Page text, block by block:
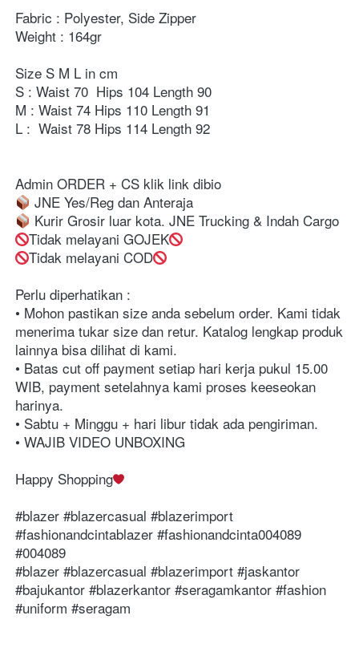
Fabric : Polyester, Side Zipper
Weight : 164gr
Size S M L in cm
S : Waist 70  Hips 104 Length 90
M : Waist 74 Hips 110 Length 91
L :  Waist 78 Hips 114 Length 92
Admin ORDER + CS klik link dibio⁣⁣⁣⁣⁣⁣⁣⁣⁣⁣⁣⁣⁣⁣⁣⁣⁣⁣⁣
JNE Yes/Reg dan Anteraja
Kurir Grosir luar kota. JNE Trucking & Indah Cargo⁣⁣⁣⁣⁣⁣⁣⁣⁣⁣⁣⁣⁣⁣⁣⁣⁣⁣⁣
Tidak melayani GOJEK⁣⁣⁣⁣⁣⁣⁣⁣⁣
Tidak melayani COD⁣⁣⁣⁣⁣⁣⁣
Perlu diperhatikan :⁣⁣⁣⁣⁣⁣⁣⁣⁣⁣⁣⁣⁣⁣⁣⁣⁣⁣⁣⁣⁣⁣⁣⁣
• Mohon pastikan size anda sebelum order. Kami tidak
menerima tukar size dan retur. Katalog lengkap produk
lainnya bisa dilihat di kami.⁣⁣⁣⁣⁣⁣⁣⁣⁣⁣⁣⁣⁣⁣⁣⁣⁣⁣⁣⁣⁣⁣⁣⁣
• Batas cut off payment setiap hari kerja pukul 15.00
WIB, payment setelahnya kami proses keeseokan
harinya. ⁣⁣⁣⁣⁣⁣⁣⁣⁣⁣⁣⁣⁣⁣⁣⁣⁣⁣⁣⁣⁣⁣⁣
• Sabtu + Minggu + hari libur tidak ada pengiriman. ⁣⁣⁣⁣⁣⁣⁣⁣⁣⁣⁣⁣⁣⁣⁣⁣⁣⁣⁣⁣⁣⁣⁣
• WAJIB VIDEO UNBOXING⁣⁣⁣⁣⁣⁣⁣⁣⁣⁣⁣⁣⁣⁣⁣⁣⁣⁣
Happy Shopping⁣⁣⁣⁣⁣⁣⁣
⁣⁣⁣⁣⁣⁣⁣⁣⁣⁣⁣⁣⁣⁣⁣⁣⁣⁣⁣⁣⁣⁣⁣⁣⁣⁣⁣⁣⁣⁣⁣#blazer #blazercasual #blazerimport
#⁣⁣⁣⁣⁣fashionandcintablazer #fashionandcinta004089
#004089 ⁣⁣⁣⁣⁣⁣⁣⁣⁣⁣⁣⁣⁣⁣⁣⁣⁣⁣⁣⁣⁣⁣⁣⁣⁣
#blazer #blazercasual #blazerimport #jaskantor
#bajukantor #blazerkantor #seragamkantor #fashion
#uniform #seragam